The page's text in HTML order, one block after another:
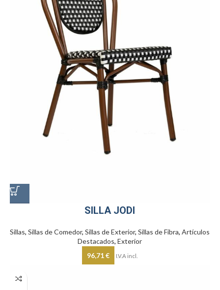
SILLA JODI
Sillas,Sillas de Comedor,Sillas de Exterior,Sillas de Fibra,Artículos
Destacados,Exterior
96,71€ I.V.A incl.